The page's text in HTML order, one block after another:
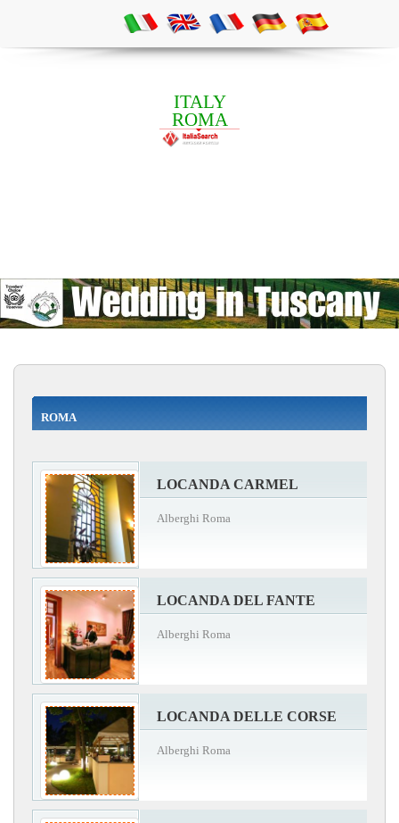
ITALY
ROMA
ROMA
LOCANDA CARMEL
Alberghi Roma
LOCANDA DEL FANTE
Alberghi Roma
LOCANDA DELLE CORSE
Alberghi Roma